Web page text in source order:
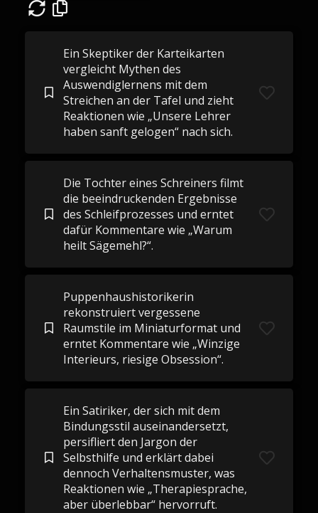
Ein Skeptiker der Karteikarten
vergleicht Mythen des
Auswendiglernens mit dem
Streichen an der Tafel und zieht
Reaktionen wie „Unsere Lehrer
haben sanft gelogen“ nach sich.
Die Tochter eines Schreiners filmt
die beeindruckenden Ergebnisse
des Schleifprozesses und erntet
dafür Kommentare wie „Warum
heilt Sägemehl?“.
Puppenhaushistorikerin
rekonstruiert vergessene
Raumstile im Miniaturformat und
erntet Kommentare wie „Winzige
Interieurs, riesige Obsession“.
Ein Satiriker, der sich mit dem
Bindungsstil auseinandersetzt,
persifliert den Jargon der
Selbsthilfe und erklärt dabei
dennoch Verhaltensmuster, was
Reaktionen wie „Therapiesprache,
aber überlebbar“ hervorruft.